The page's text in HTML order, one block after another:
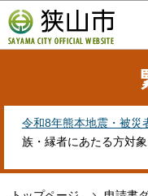
の
ペ
す
令和8年熊本地震・被災
族・縁者にあたる方対象